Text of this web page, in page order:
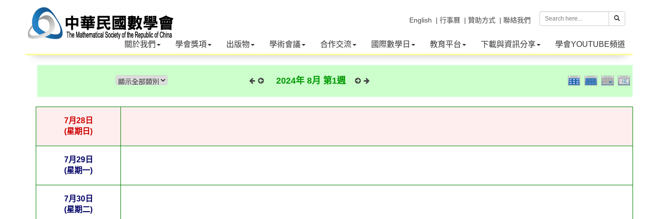
| 聯絡我們
| 贊助方式
| 行事曆
English
關於我們 學會獎項 出版物 學術會議 合作交流 國際數學日 教育平台 下載與資訊分享 學會YOUTUBE頻道
2024年 8月 第1週
7月28日
(星期日)
7月29日
(星期一)
7月30日
(星期二)